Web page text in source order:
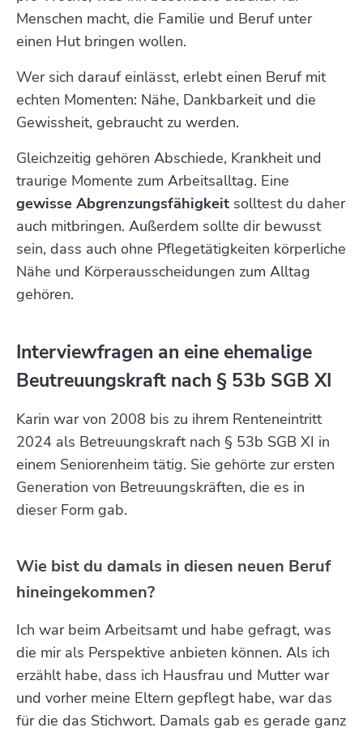
Menschen macht, die Familie und Beruf unter
einen Hut bringen wollen.
Wer sich darauf einlässt, erlebt einen Beruf mit
echten Momenten: Nähe, Dankbarkeit und die
Gewissheit, gebraucht zu werden.
Gleichzeitig gehören Abschiede, Krankheit und
traurige Momente zum Arbeitsalltag. Eine
gewisse Abgrenzungsfähigkeit solltest du daher
auch mitbringen. Außerdem sollte dir bewusst
sein, dass auch ohne Pflegetätigkeiten körperliche
Nähe und Körperausscheidungen zum Alltag
gehören.
Interviewfragen an eine ehemalige
Beutreuungskraft nach § 53b SGB XI
Karin war von 2008 bis zu ihrem Renteneintritt
2024 als Betreuungskraft nach § 53b SGB XI in
einem Seniorenheim tätig. Sie gehörte zur ersten
Generation von Betreuungskräften, die es in
dieser Form gab.
Wie bist du damals in diesen neuen Beruf
hineingekommen?
Ich war beim Arbeitsamt und habe gefragt, was
die mir als Perspektive anbieten können. Als ich
erzählt habe, dass ich Hausfrau und Mutter war
und vorher meine Eltern gepflegt habe, war das
für die das Stichwort. Damals gab es gerade ganz